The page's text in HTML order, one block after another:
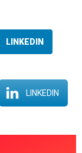
LINKEDIN
LINKEDIN